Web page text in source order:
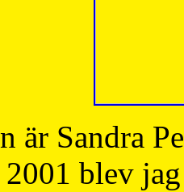
är Sandra
2001 blev